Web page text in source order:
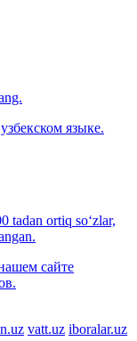
языке.
tadan ortiq so‘zlar,
сайте
vatt.uz iboralar.uz